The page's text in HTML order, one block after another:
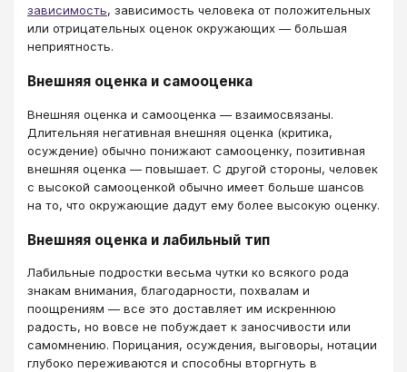
зависимость, зависимость человека от положительных
или отрицательных оценок окружающих — большая
неприятность.
Внешняя оценка и самооценка
Внешняя оценка и самооценка — взаимосвязаны.
Длительняя негативная внешняя оценка (критика,
осуждение) обычно понижают самооценку, позитивная
внешняя оценка — повышает. С другой стороны, человек
с высокой самооценкой обычно имеет больше шансов
на то, что окружающие дадут ему более высокую оценку.
Внешняя оценка и лабильный тип
Лабильные подростки весьма чутки ко всякого рода
знакам внимания, благодарности, похвалам и
поощрениям — все это доставляет им искреннюю
радость, но вовсе не побуждает к заносчивости или
самомнению. Порицания, осуждения, выговоры, нотации
глубоко переживаются и способны вторгнуть в